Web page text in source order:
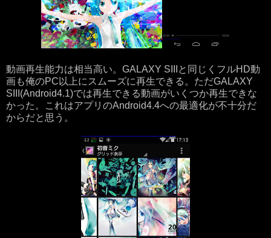
動画再生能力は相当高い。GALAXY SIIIと同じくフルHD動
画も俺のPC以上にスムーズに再生できる。ただGALAXY
SIII(Android4.1)では再生できる動画がいくつか再生できな
かった。これはアプリのAndroid4.4への最適化が不十分だ
からだと思う。